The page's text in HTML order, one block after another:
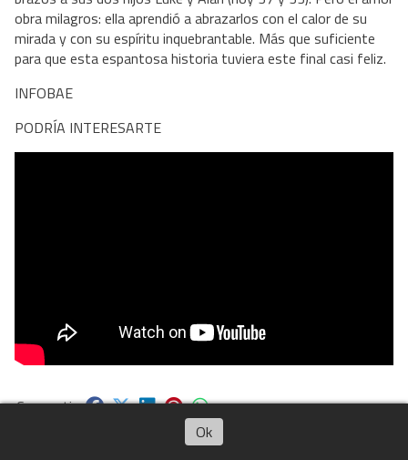
obra milagros: ella aprendió a abrazarlos con el calor de su
mirada y con su espíritu inquebrantable. Más que suficiente
para que esta espantosa historia tuviera este final casi feliz.
INFOBAE
PODRÍA INTERESARTE
Ok